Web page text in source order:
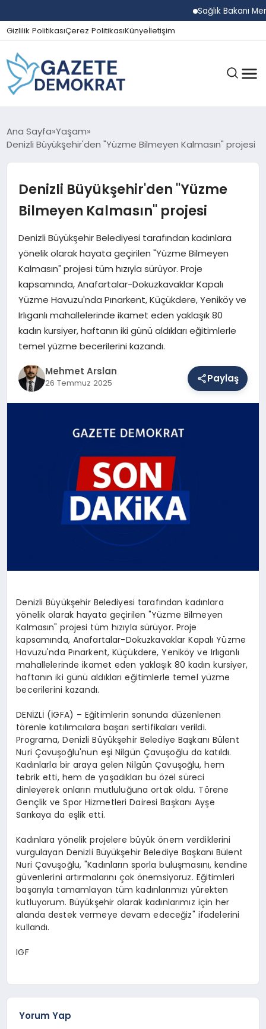
Sağlık Bakanı
Gizlilik PolitikasıÇerez PolitikasıKünyeİletişim
GÜNDEM
SPOR
MAGAZIN
SAĞLIK
EĞITIM
DÜNYA
Ana Sayfa Yaşam
Denizli Büyükşehir'den "Yüzme Bilmeyen Kalmasın" projesi
Denizli Büyükşehir'den "Yüzme
Bilmeyen Kalmasın" projesi
Denizli Büyükşehir Belediyesi tarafından kadınlara
yönelik olarak hayata geçirilen "Yüzme Bilmeyen
Kalmasın" projesi tüm hızıyla sürüyor. Proje
kapsamında, Anafartalar-Dokuzkavaklar Kapalı
Yüzme Havuzu'nda Pınarkent, Küçükdere, Yeniköy ve
Irlıganlı mahallelerinde ikamet eden yaklaşık 80
kadın kursiyer, haftanın iki günü aldıkları eğitimlerle
temel yüzme becerilerini kazandı.
Mehmet Arslan
26 Temmuz 2025 Paylaş
Denizli Büyükşehir Belediyesi tarafından kadınlara
yönelik olarak hayata geçirilen "Yüzme Bilmeyen
Kalmasın" projesi tüm hızıyla sürüyor. Proje
kapsamında, Anafartalar-Dokuzkavaklar Kapalı Yüzme
Havuzu'nda Pınarkent, Küçükdere, Yeniköy ve Irlıganlı
mahallelerinde ikamet eden yaklaşık 80 kadın kursiyer,
haftanın iki günü aldıkları eğitimlerle temel yüzme
becerilerini kazandı.
DENİZLİ (İGFA) – Eğitimlerin sonunda düzenlenen
törenle katılımcılara başarı sertifikaları verildi.
Programa, Denizli Büyükşehir Belediye Başkanı Bülent
Nuri Çavuşoğlu'nun eşi Nilgün Çavuşoğlu da katıldı.
Kadınlarla bir araya gelen Nilgün Çavuşoğlu, hem
tebrik etti, hem de yaşadıkları bu özel süreci
dinleyerek onların mutluluğuna ortak oldu. Törene
Gençlik ve Spor Hizmetleri Dairesi Başkanı Ayşe
Sarıkaya da eşlik etti.
Kadınlara yönelik projelere büyük önem verdiklerini
vurgulayan Denizli Büyükşehir Belediye Başkanı Bülent
Nuri Çavuşoğlu, "Kadınların sporla buluşmasını, kendine
güvenlerini artırmalarını çok önemsiyoruz. Eğitimleri
başarıyla tamamlayan tüm kadınlarımızı yürekten
kutluyorum. Büyükşehir olarak kadınlarımız için her
alanda destek vermeye devam edeceğiz" ifadelerini
kullandı.
IGF
Yorum Yap